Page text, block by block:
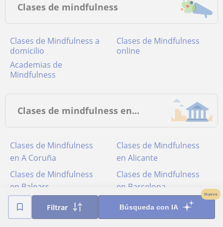
Filtrar Búsqueda con IA
Nuevo
Clases de mindfulness
Clases de Mindfulness a
domicilio
Clases de Mindfulness
online
Academias de
Mindfulness
Clases de mindfulness en...
Clases de Mindfulness
en A Coruña
Clases de Mindfulness
en Alicante
Clases de Mindfulness
en Balears
Clases de Mindfulness
en Barcelona
Clases de Mindfulness
en Bizkaia
Clases de Mindfulness
en Córdoba